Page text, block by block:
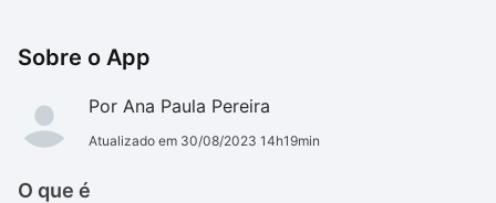
Sobre o App
Por Ana Paula Pereira
Atualizado em 30/08/2023 14h19min
O que é